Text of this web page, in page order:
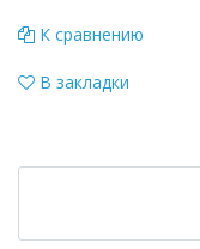
К сравнению
В закладки